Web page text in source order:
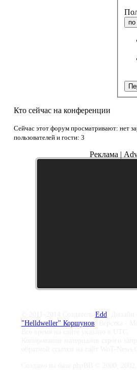
Кто сейчас на конференции
Сейчас этот форум просматривают: нет
пользователей и гости: 3
Реклама |
Edd, Дизайн -
"Helldweller" Коршунов